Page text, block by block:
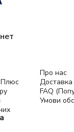
Про нас
Плюс
Доставка
FAQ
Умови